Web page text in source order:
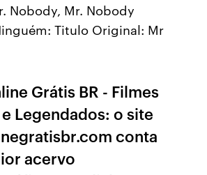
Nobody, Mr. Nobody
Titulo Original: Mr
Grátis BR - Filmes
Legendados: o site
conta
acervo